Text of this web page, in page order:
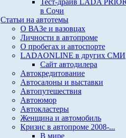
Тест-драйв LADA
в Сочи
Статьи на автотемы
О ВАЗе и вазовцах
Личности в автопроме
О пробегах и автоспорте
LADAONLINE в других СМИ
Сайт автодилера
Автокредитование
Автосалоны и выставки
Автопутешествия
Автоюмор
Автокластеры
Женщина и автомобиль
Кризис в автопроме 2008-...
В мире